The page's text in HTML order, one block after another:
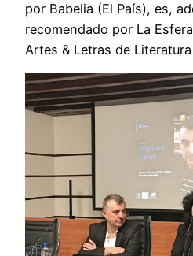
por Babelia (El País), es,
recomendado por La
Artes & Letras de